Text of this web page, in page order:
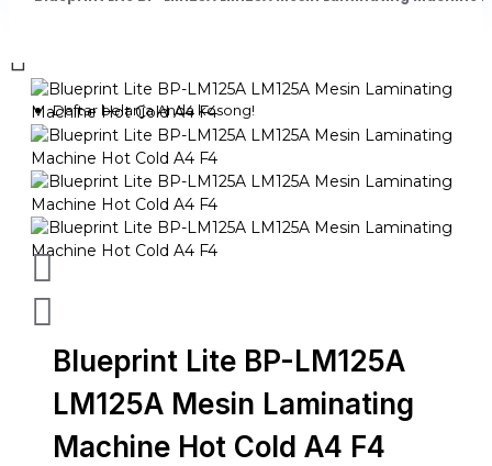
Daftar belanja Anda kosong!
Blueprint Lite BP-LM125A
LM125A Mesin Laminating
Machine Hot Cold A4 F4